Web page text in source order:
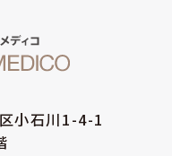
小石川1-4-1